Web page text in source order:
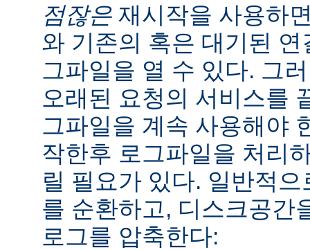
점잖은 재시작을 사용하
와 기존의 혹은 대기된
그파일을 열 수 있다. 그
오래된 요청의 서비스를
그파일을 계속 사용해야
작한후 로그파일을 처리
릴 필요가 있다. 일반적
를 순환하고, 디스크공간
로그를 압축한다: